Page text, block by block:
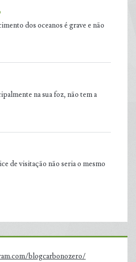
dos oceanos é grave e não
na sua foz, não tem a
de visitação não seria o mesmo
blogcarbonozero/